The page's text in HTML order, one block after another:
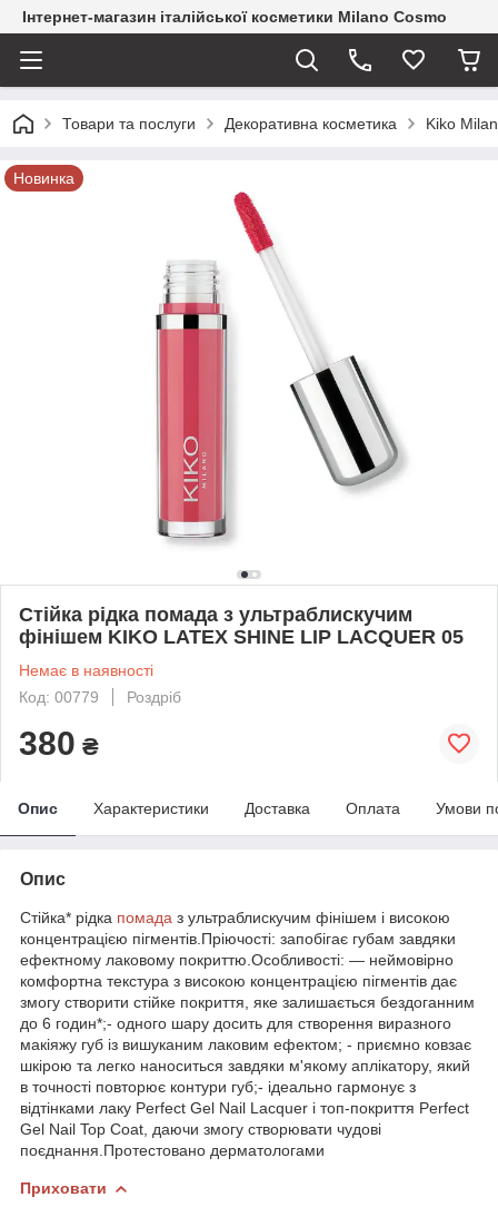
Інтернет-магазин італійської косметики Milano Cosmo
Товари та послуги Декоративна косметика Kiko
Новинка
Стійка рідка помада з ультраблискучим
фінішем KIKO LATEX SHINE LIP LACQUER 05
Немає в наявності
Код: 00779
Роздріб
380 ₴
Опис Характеристики Доставка Оплата Умови
Опис
Стійка* рідка помада з ультраблискучим фінішем і високою
концентрацією пігментів.Пріючості: запобігає губам завдяки
ефектному лаковому покриттю.Особливості: — неймовірно
комфортна текстура з високою концентрацією пігментів дає
змогу створити стійке покриття, яке залишається бездоганним
до 6 годин*;- одного шару досить для створення виразного
макіяжу губ із вишуканим лаковим ефектом; - приємно ковзає
шкірою та легко наноситься завдяки м'якому аплікатору, який
в точності повторює контури губ;- ідеально гармонує з
відтінками лаку Perfect Gel Nail Lacquer і топ-покриття Perfect
Gel Nail Top Coat, даючи змогу створювати чудові
поєднання.Протестовано дерматологами
Приховати